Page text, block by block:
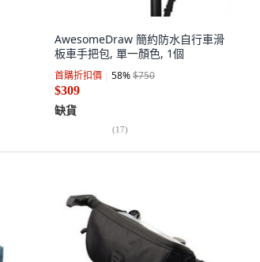
AwesomeDraw 簡約防水自行車滑
板車手把包, 單一顏色, 1個
首購折扣價 58%$750
$309
缺貨
(17)